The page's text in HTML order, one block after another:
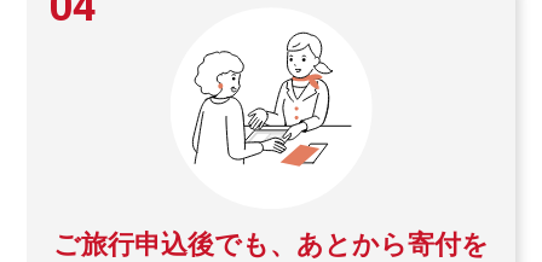
ご旅行申込後でも、あとから寄付を